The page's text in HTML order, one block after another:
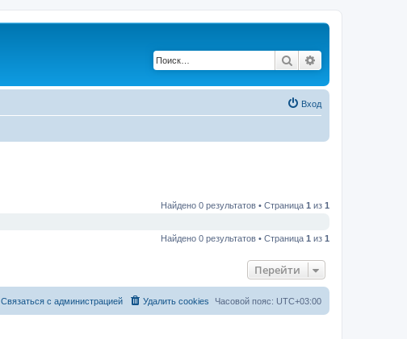
Поиск
Вход
Найдено 0 результатов • Страница 1 из 1
Найдено 0 результатов • Страница 1 из 1
Перейти
Часовой пояс: UTC+03:00
Удалить cookies
Связаться с администрацией